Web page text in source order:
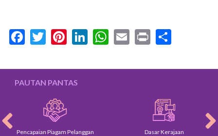
Facebook
Twitter
Pinterest
LinkedIn
WhatsApp
Email
Print
PAUTAN PANTAS
Pencapaian Piagam Pelanggan Dasar Kerajaan